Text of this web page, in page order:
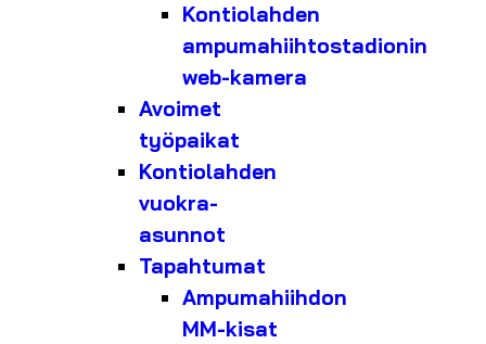
Kontiolahden
ampumahiihtostadionin
web-kamera
Avoimet
työpaikat
Kontiolahden
vuokra-
asunnot
Tapahtumat
Ampumahiihdon
MM-kisat